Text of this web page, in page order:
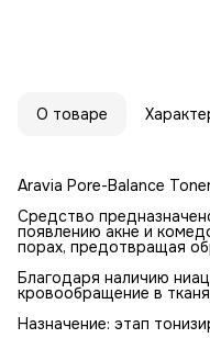
О товаре
Aravia Pore-Balance
Средство
появлению акне и
порах, предотвращая
Благодаря наличию
кровообращение в
Назначение: этап